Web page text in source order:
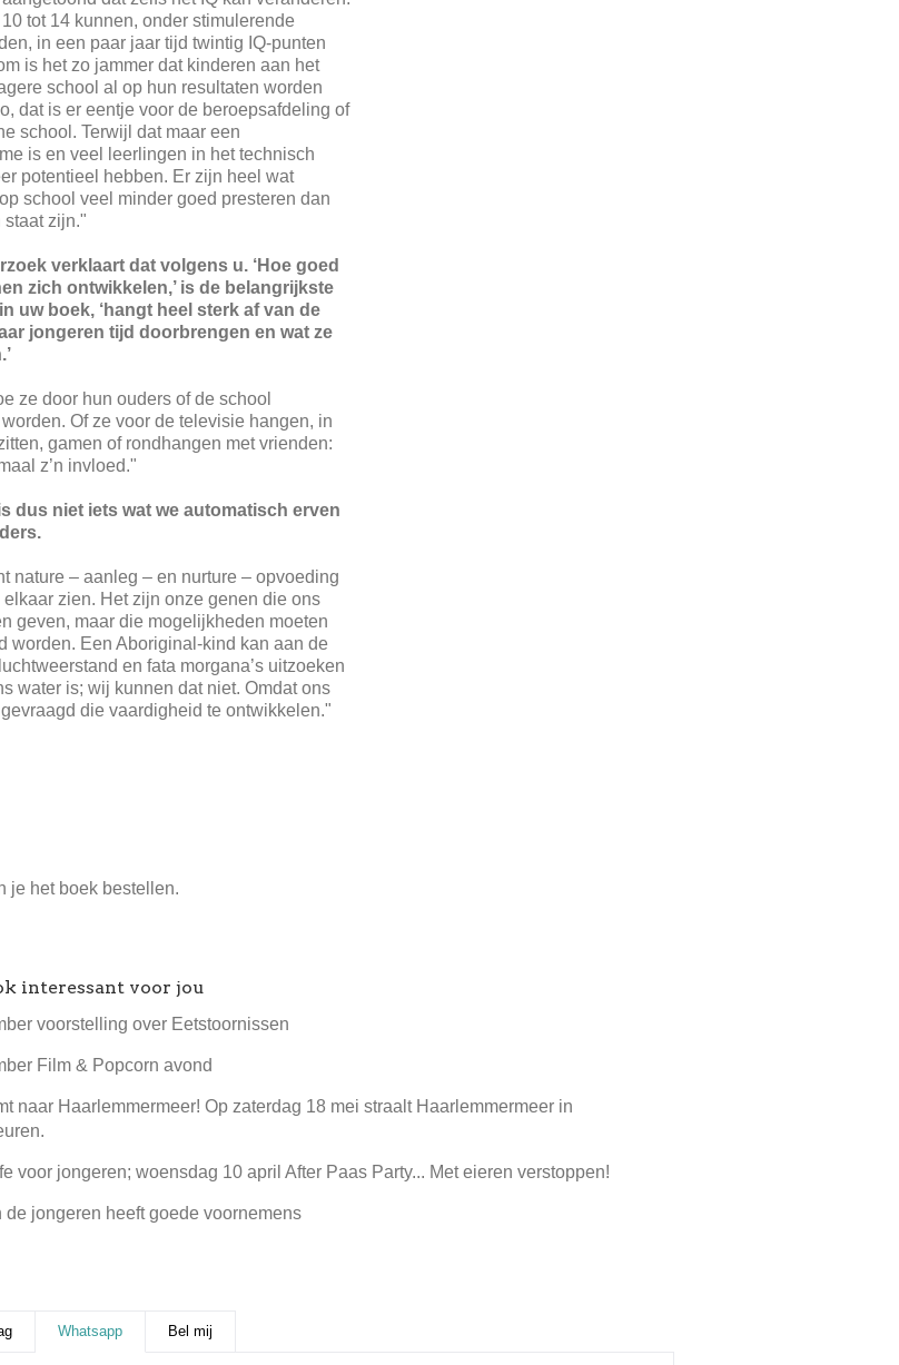
tot 14 kunnen, onder stimulerende
in een paar jaar tijd twintig IQ-punten
is het zo jammer dat kinderen aan het
school al op hun resultaten worden
dat is er eentje voor de beroepsafdeling of
school. Terwijl dat maar een
is en veel leerlingen in het technisch
potentieel hebben. Er zijn heel wat
school veel minder goed presteren dan
staat zijn."
verklaart dat volgens u. ‘Hoe goed
zich ontwikkelen,’ is de belangrijkste
uw boek, ‘hangt heel sterk af van de
jongeren tijd doorbrengen en wat ze
ze door hun ouders of de school
Of ze voor de televisie hangen, in
gamen of rondhangen met vrienden:
z’n invloed."
dus niet iets wat we automatisch erven
nature – aanleg – en nurture – opvoeding
zien. Het zijn onze genen die ons
geven, maar die mogelijkheden moeten
worden. Een Aboriginal-kind kan aan de
en fata morgana’s uitzoeken
water is; wij kunnen dat niet. Omdat ons
die vaardigheid te ontwikkelen."
je het boek bestellen.
interessant voor jou
voorstelling over Eetstoornissen
Film & Popcorn avond
naar Haarlemmermeer! Op zaterdag 18 mei straalt Haarlemmermeer in
voor jongeren; woensdag 10 april After Paas Party... Met eieren verstoppen!
de jongeren heeft goede voornemens
Whatsapp (actieve tabblad)
Bel mij